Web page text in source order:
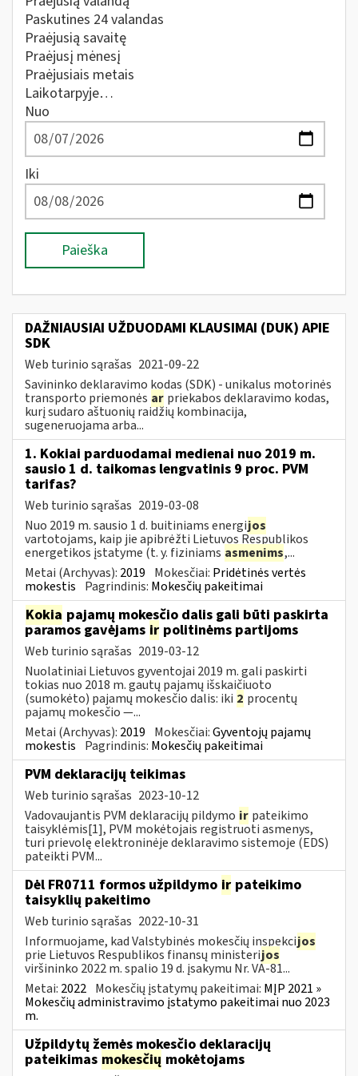
Paskutines 24 valandas
Praėjusią savaitę
Praėjusį mėnesį
Praėjusiais metais
Laikotarpyje…
Nuo
Iki
Paieška
DAŽNIAUSIAI UŽDUODAMI KLAUSIMAI (DUK) APIE
SDK
Web turinio sąrašas 2021-09-22
Savininko deklaravimo kodas (SDK) - unikalus motorinės
transporto priemonės ar priekabos deklaravimo kodas,
kurį sudaro aštuonių raidžių kombinacija,
sugeneruojama arba...
1. Kokiai parduodamai medienai nuo 2019 m.
sausio 1 d. taikomas lengvatinis 9 proc. PVM
tarifas?
Web turinio sąrašas 2019-03-08
Nuo 2019 m. sausio 1 d. buitiniams energijos
vartotojams, kaip jie apibrėžti Lietuvos Respublikos
energetikos įstatyme (t. y. fiziniams asmenims,...
Metai (Archyvas): 2019 Mokesčiai: Pridėtinės vertės
mokestis Pagrindinis: Mokesčių pakeitimai
Kokia pajamų mokesčio dalis gali būti paskirta
paramos gavėjams ir politinėms partijoms
Web turinio sąrašas 2019-03-12
Nuolatiniai Lietuvos gyventojai 2019 m. gali paskirti
tokias nuo 2018 m. gautų pajamų išskaičiuoto
(sumokėto) pajamų mokesčio dalis: iki 2 procentų
pajamų mokesčio —...
Metai (Archyvas): 2019 Mokesčiai:Gyventojų pajamų
mokestis Pagrindinis: Mokesčių pakeitimai
PVM deklaracijų teikimas
Web turinio sąrašas 2023-10-12
Vadovaujantis PVM deklaracijų pildymo ir pateikimo
taisyklėmis[1], PVM mokėtojais registruoti asmenys,
turi prievolę elektroninėje deklaravimo sistemoje (EDS)
pateikti PVM...
Dėl FR0711 formos užpildymo ir pateikimo
taisyklių pakeitimo
Web turinio sąrašas 2022-10-31
Informuojame, kad Valstybinės mokesčių inspekcijos
prie Lietuvos Respublikos finansų ministerijos
viršininko 2022 m. spalio 19 d. įsakymu Nr. VA-81...
Metai: 2022 Mokesčių įstatymų pakeitimai: MĮP 2021 »
Mokesčių administravimo įstatymo pakeitimai nuo 2023
m.
Užpildytų žemės mokesčio deklaracijų
pateikimas mokesčių mokėtojams